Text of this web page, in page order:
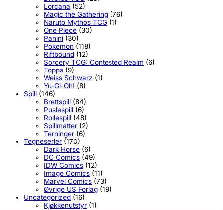
Lorcana (52)
Magic the Gathering (76)
Naruto Mythos TCG (1)
One Piece (30)
Panini (30)
Pokemon (118)
Riftbound (12)
Sorcery TCG: Contested Realm (6)
Topps (9)
Weiss Schwarz (1)
Yu-Gi-Oh! (8)
Spill (146)
Brettspill (84)
Puslespill (6)
Rollespill (48)
Spillmatter (2)
Terninger (6)
Tegneserier (170)
Dark Horse (6)
DC Comics (49)
IDW Comics (12)
Image Comics (11)
Marvel Comics (73)
Øvrige US Forlag (19)
Uncategorized (16)
Kjøkkenutstyr (1)